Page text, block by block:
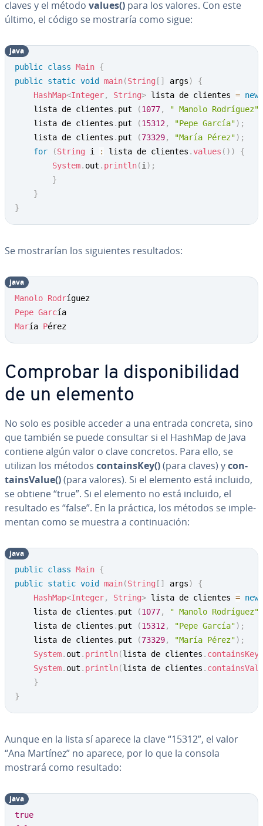
claves y el método values() para los valores. Con este
último, el código se mostraría como sigue:
public class Main {
public static void main(String [ ] args)
{
HashMap<Integer, String> lista de clientes = new
	lista de clientes
. put (1077, " Manolo Rodríguez"
	lista de clientes
. put (15312, "Pepe García") ;
	lista de clientes
. put (73329, "María Pérez") ;
for
(String i : lista de clientes .values ( ) )
{
System. out . println(i ) ;
}
}
}
java
Se mo­s­tra­rían los si­guie­n­tes re­su­l­ta­dos:
Manolo Rodr
Pepe Garc
María Pérez
java
Comprobar la di­s­po­ni­bi­li­dad
de un elemento
No solo es posible acceder a una entrada concreta, sino
que también se puede consultar si el HashMap de Java
contiene algún valor o clave concretos. Para ello, se
utilizan los métodos co­n­tai­n­s­Key()(para claves) yco­n­
tai­n­s­Va­lue()(para valores). Si el elemento está incluido,
se obtiene “true”. Si el elemento no está incluido, el
resultado es “false”. En la práctica, los métodos se im­ple­
me­n­tan como se muestra a co­n­ti­nua­ción:
public class Main {
public static void main(String [ ] args)
{
HashMap<Integer, String> lista de clientes = new
	lista de clientes
. put (1077, " Manolo Rodríguez"
	lista de clientes
. put (15312, "Pepe García") ;
	lista de clientes
. put (73329, "María Pérez") ;
System. out . println(lista de clientes . containsKey
System. out . println(lista de clientes .
}
}
java
Aunque en la lista sí aparece la clave “15312”, el valor
“Ana Martínez” no aparece, por lo que la consola
mostrará como resultado:
true
java